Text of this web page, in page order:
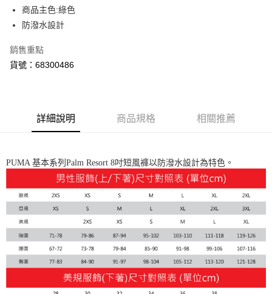
街口支付
悠遊付
Google Pay
付款後全家取貨
付款後7-11取貨
每筆NT$100，滿NT$1,800(含以上)免運費
宅配(離島恕不配送)
每筆NT$150，滿NT$1,800(含以上)免運費
宅配貨到付款(離島恕不配送)
每筆NT$180
商品主色:綠色
防潑水設計
銷售重點
貨號：68300486
詳細說明 商品規格 相關推薦
PUMA 基本系列Palm Resort 8吋短風褲以防潑水設計為特色。